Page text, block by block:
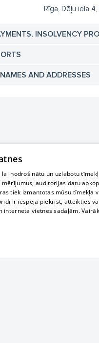
Rīga, Dēļu iela 4,
INSOLVENCY
AND ADDRESSES
nodrošinātu un uzlabotu
auditorijas datu
tiek izmantotas mūsu tīmekļa
ir iespēja piekrist, atteikties
interneta vietnes sadaļām.